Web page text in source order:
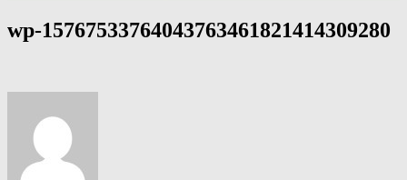
wp-15767533764043763461821414309280